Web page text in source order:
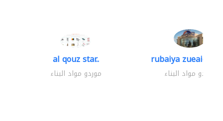
al qouz star..
موردو مواد البناء
rubaiya zueaid
موردو مواد البناء